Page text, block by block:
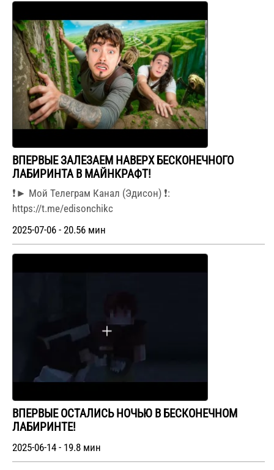
ВПЕРВЫЕ ЗАЛЕЗАЕМ НАВЕРХ БЕСКОНЕЧНОГО
ЛАБИРИНТА В МАЙНКРАФТ!
❗► Мой Телеграм Канал (Эдисон) ❗:
https://t.me/edisonchikc
2025-07-06 - 20.56 мин
ВПЕРВЫЕ ОСТАЛИСЬ НОЧЬЮ В БЕСКОНЕЧНОМ
ЛАБИРИНТЕ!
2025-06-14 - 19.8 мин